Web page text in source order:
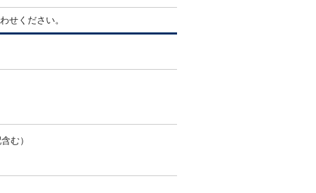
せください。
む）